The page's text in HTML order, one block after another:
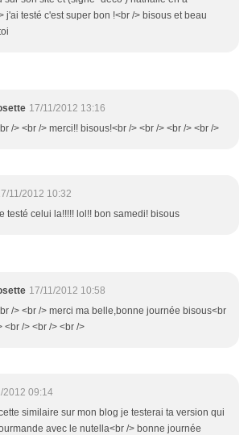
j'ai testé c'est super bon !<br /> bisous et beau
17/11/2012 13:16
/> <br /> merci!! bisous!<br /> <br /> <br /> <br />
11/2012 10:32
testé celui la!!!!! lol!! bon samedi! bisous
17/11/2012 10:58
/> <br /> merci ma belle,bonne journée bisous<br
<br /> <br /> <br />
2012 09:14
similaire sur mon blog je testerai ta version qui
avec le nutella<br /> bonne journée